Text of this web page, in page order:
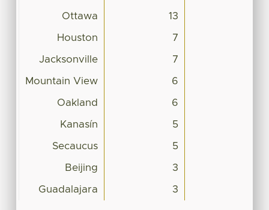
Ottawa 13
Houston 7
Jacksonville 7
Mountain View 6
Oakland 6
Kanasín 5
Secaucus 5
Beijing 3
Guadalajara 3